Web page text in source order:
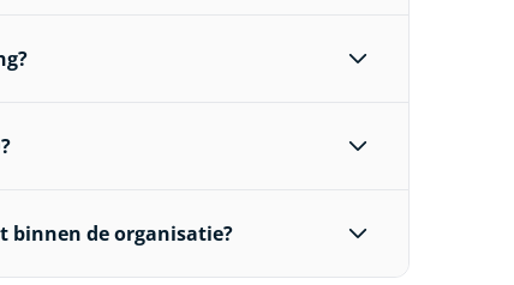
binnen de organisatie?